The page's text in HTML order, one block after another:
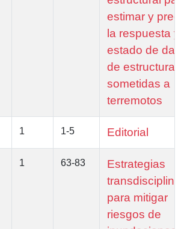
estimar y
la respuesta y
estado de
de estructuras
sometidas a
terremotos
1 1-5 Editorial
1 63-83
Estrategias
para mitigar
riesgos de